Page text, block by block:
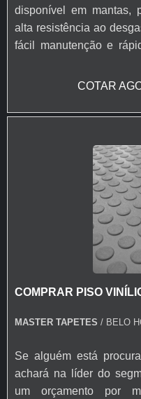
disponível em mantas,
alta resistência ao
fácil manutenção e
solução versátil,
e pedra.
COTAR
COMPRAR PISO
MASTER TAPETES / BELO
Se alguém está
achará na líder do
um orçamento por